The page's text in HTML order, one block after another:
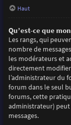
Haut
Qu’est-ce que
Les rangs, qui
nombre de
les modérateurs et
directement
l’administrateur du
forum dans le seul
forums, cette
administrateur)
messages.